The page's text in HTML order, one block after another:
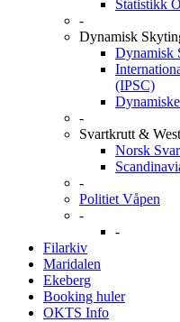
Statistikk
-
Dynamisk
Dynamisk
(IPSC)
-
Svartkrutt &
Norsk
-
Politiet Våpen
-
-
Filarkiv
Maridalen
Ekeberg
Booking huler
OKTS Info